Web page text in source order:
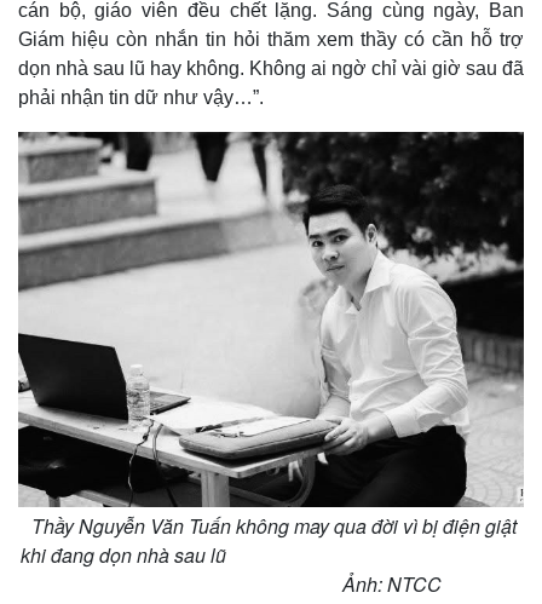
cán bộ, giáo viên đều chết lặng. Sáng cùng ngày, Ban
Giám hiệu còn nhắn tin hỏi thăm xem thầy có cần hỗ trợ
dọn nhà sau lũ hay không. Không ai ngờ chỉ vài giờ sau đã
phải nhận tin dữ như vậy…”.
Thầy Nguyễn Văn Tuấn không may qua đời vì bị điện giật
khi đang dọn nhà sau lũ
Ảnh: NTCC